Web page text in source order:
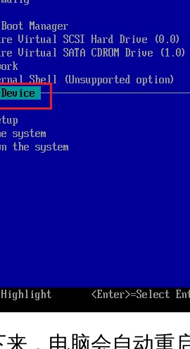
来，电脑会自动重